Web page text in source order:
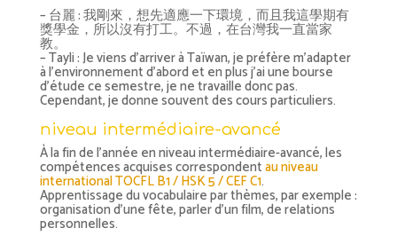
– 台麗 : 我剛來，想先適應一下環境，而且我這學期有
獎學金，所以沒有打工。不過，在台灣我一直當家
教。
– Tayli : Je viens d’arriver à Taïwan, je préfère m’adapter
à l’environnement d’abord et en plus j’ai une bourse
d’étude ce semestre, je ne travaille donc pas.
Cependant, je donne souvent des cours particuliers.
niveau intermédiaire-avancé
À la fin de l’année en niveau intermédiaire-avancé, les
compétences acquises correspondentau niveau
international TOCFL B1 / HSK 5 / CEF C1.
Apprentissage du vocabulaire par thèmes, par exemple :
organisation d’une fête, parler d’un film, de relations
personnelles.